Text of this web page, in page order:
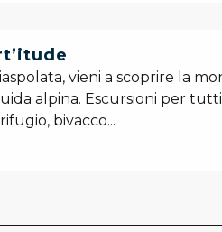
vieni a scoprire la
alpina. Escursioni per
bivacco...